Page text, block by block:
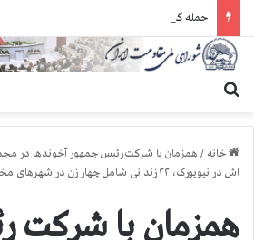
خانه / همزمان با شرکت رئیس جمهور آخوندها در
اش در نیویورک، ۲۲ زندانی شامل چهار زن در شهرهای مختلف ایران اعدام شدند
همزمان با شرکت